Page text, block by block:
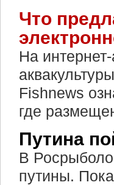
Что
На
Fishnews
где
Путина
В
путины.